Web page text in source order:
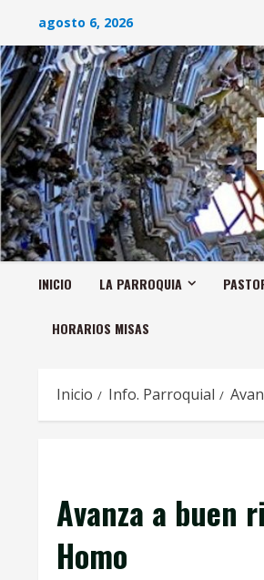
contenido
agosto 6, 2026
INICIO LA PARROQUIA
HORARIOS MISAS
Inicio Info. Parroquial
Avanza a buen
Homo